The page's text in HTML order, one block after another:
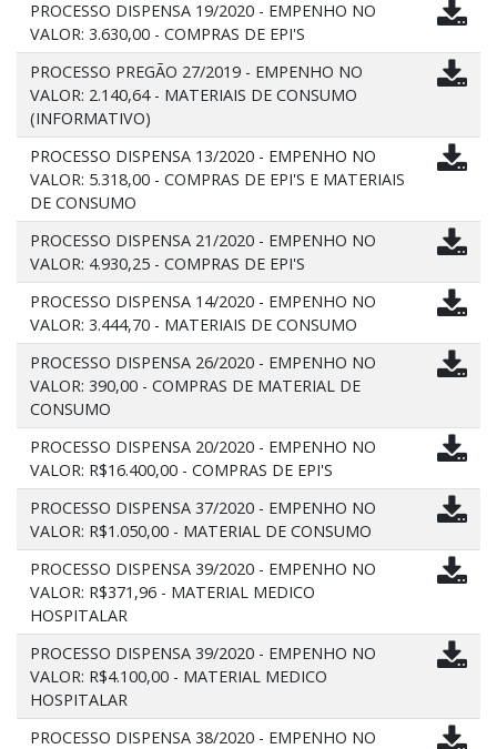
PROCESSO DISPENSA 19/2020 - EMPENHO NO
VALOR: 3.630,00 - COMPRAS DE EPI'S
PROCESSO PREGÃO 27/2019 - EMPENHO NO
VALOR: 2.140,64 - MATERIAIS DE CONSUMO
(INFORMATIVO)
PROCESSO DISPENSA 13/2020 - EMPENHO NO
VALOR: 5.318,00 - COMPRAS DE EPI'S E MATERIAIS
DE CONSUMO
PROCESSO DISPENSA 21/2020 - EMPENHO NO
VALOR: 4.930,25 - COMPRAS DE EPI'S
PROCESSO DISPENSA 14/2020 - EMPENHO NO
VALOR: 3.444,70 - MATERIAIS DE CONSUMO
PROCESSO DISPENSA 26/2020 - EMPENHO NO
VALOR: 390,00 - COMPRAS DE MATERIAL DE
CONSUMO
PROCESSO DISPENSA 20/2020 - EMPENHO NO
VALOR: R$16.400,00 - COMPRAS DE EPI'S
PROCESSO DISPENSA 37/2020 - EMPENHO NO
VALOR: R$1.050,00 - MATERIAL DE CONSUMO
PROCESSO DISPENSA 39/2020 - EMPENHO NO
VALOR: R$371,96 - MATERIAL MEDICO
HOSPITALAR
PROCESSO DISPENSA 39/2020 - EMPENHO NO
VALOR: R$4.100,00 - MATERIAL MEDICO
HOSPITALAR
PROCESSO DISPENSA 38/2020 - EMPENHO NO